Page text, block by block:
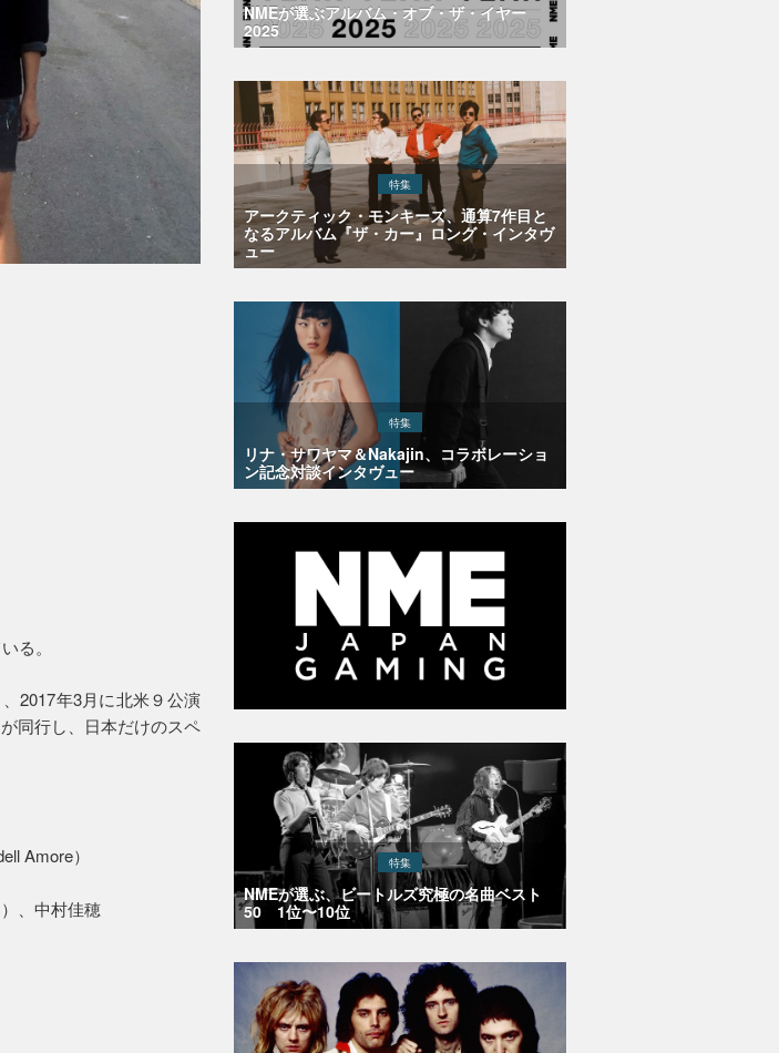
る。
2017年3月に北米９公演
同行し、日本だけのスペ
Amore）
、中村佳穂
NMEが選ぶアルバム・オブ・ザ・イヤー
2025
特集
アークティック・モンキーズ、通算7作目と
なるアルバム『ザ・カー』ロング・インタヴ
ュー
特集
リナ・サワヤマ＆Nakajin、コラボレーショ
ン記念対談インタヴュー
特集
NMEが選ぶ、ビートルズ究極の名曲ベスト
50 1位〜10位